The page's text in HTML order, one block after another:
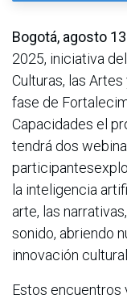
Bogotá, agosto
2025, iniciativa
Culturas, las
fase de
Capacidades el
tendrá dos
la inteligencia
arte, las
sonido, abriendo
innovación cultural.
Estos encuentros